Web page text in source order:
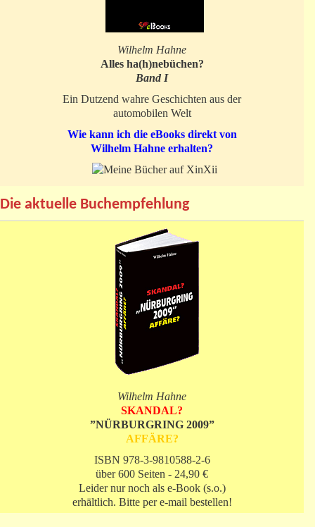
Wilhelm Hahne
Alles ha(h)nebüchen?
Band I
Ein Dutzend wahre Geschichten aus der
automobilen Welt
Wie kann ich die eBooks direkt von
Wilhelm Hahne erhalten?
Die aktuelle Buchempfehlung
Wilhelm Hahne
SKANDAL?
”NÜRBURGRING 2009”
AFFÄRE?
ISBN 978-3-9810588-2-6
über 600 Seiten - 24,90 €
Leider nur noch als e-Book (s.o.)
erhältlich. Bitte per e-mail bestellen!